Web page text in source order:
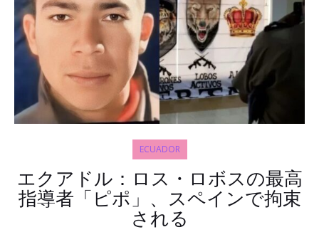
ECUADOR
エクアドル：ロス・ロボスの最高
指導者「ピポ」、スペインで拘束
される